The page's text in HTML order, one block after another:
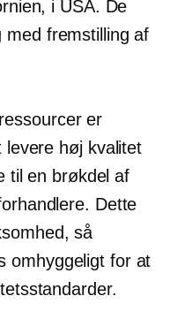
i USA. De
med fremstilling af
er
levere høj kvalitet
til en brøkdel af
Dette
så
omhyggeligt for at